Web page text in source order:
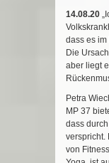
14.08.20
dass es
Die
aber liegt
Petra
MP 37
dass
verspricht.
von